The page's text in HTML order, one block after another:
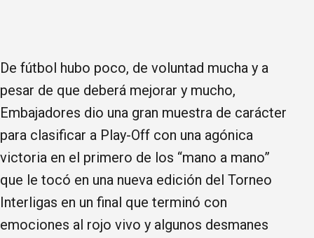
De fútbol hubo poco, de voluntad mucha y a
pesar de que deberá mejorar y mucho,
Embajadores dio una gran muestra de carácter
para clasificar a Play-Off con una agónica
victoria en el primero de los “mano a mano”
que le tocó en una nueva edición del Torneo
Interligas en un final que terminó con
emociones al rojo vivo y algunos desmanes